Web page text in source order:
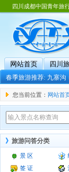
四川成都中国青年旅
网站首页 四川
春季旅游推荐:九寨沟
您当前位置： 网站首
》 旅游问答分类
景 区
签 证